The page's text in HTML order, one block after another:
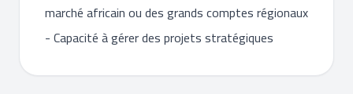
marché africain ou des grands comptes régionaux
- Capacité à gérer des projets stratégiques